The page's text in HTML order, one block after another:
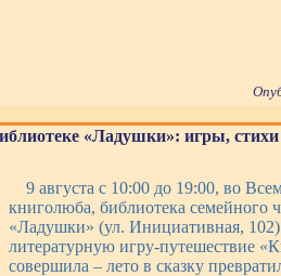
«Ладушки»: игры,
9 августа с 10:00 до 19:00, во
книголюба, библиотека семейного
«Ладушки» (ул. Инициативная, 102)
литературную игру-путешествие
совершила – лето в сказку